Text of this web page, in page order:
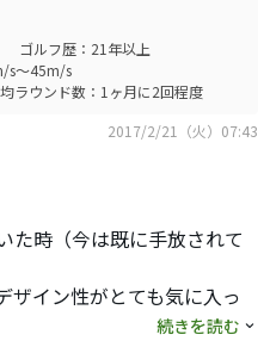
」「モーダス120X」「モ
時撓り量が多く感じ、スピ
で却下。
とでかなり悩みましたが、
した。（ショートアイアン
合った方が安定しやすく感
ゴルフ歴：21年以上
s～45m/s
ラウンド数：1ヶ月に2回程度
2017/2/21（火）07:43
た時（今は既に手放されて
ザイン性がとても気に入っ
続きを読む